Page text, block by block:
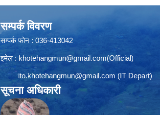
सम्पर्क विवरण
सम्पर्क फोन : 036-413042
इमेल : khotehangmun@gmail.com(Official)
ito.khotehangmun@gmail.com (IT Depart)
सूचना अधिकारी